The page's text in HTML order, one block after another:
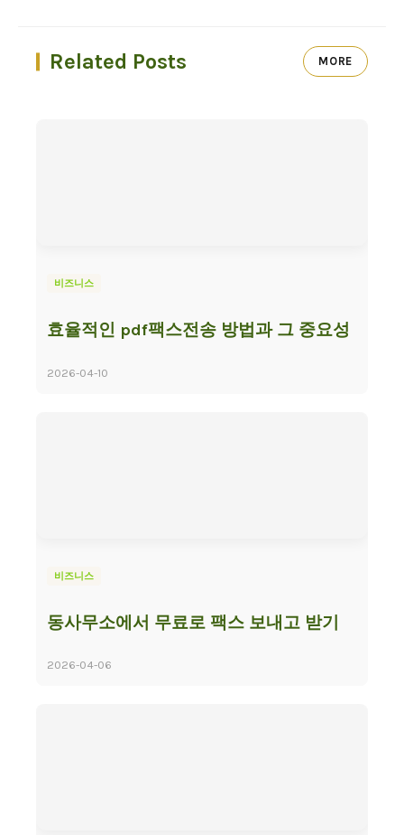
Related Posts MORE
비즈니스
효율적인 pdf팩스전송 방법과 그 중요성
2026-04-10
비즈니스
동사무소에서 무료로 팩스 보내고 받기
2026-04-06